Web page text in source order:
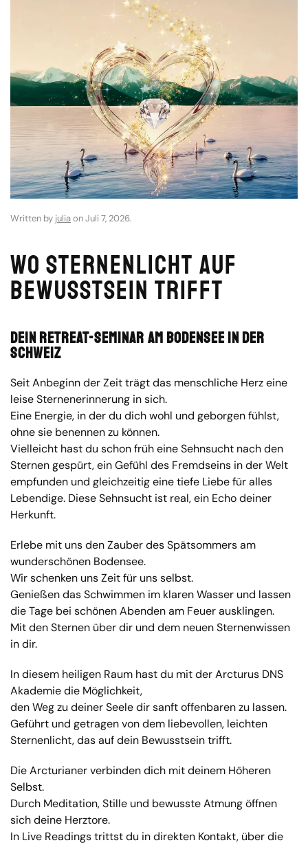
Written by juliaonJuli 7, 2026.
Wo Sternenlicht auf
Bewusstsein trifft
Dein Retreat-Seminar am Bodensee in der
Schweiz
Seit Anbeginn der Zeit trägt das menschliche Herz eine
leise Sternenerinnerung in sich.
Eine Energie, in der du dich wohl und geborgen fühlst,
ohne sie benennen zu können.
Vielleicht hast du schon früh eine Sehnsucht nach den
Sternen gespürt, ein Gefühl des Fremdseins in der Welt
empfunden und gleichzeitig eine tiefe Liebe für alles
Lebendige. Diese Sehnsucht ist real, ein Echo deiner
Herkunft.
Erlebe mit uns den Zauber des Spätsommers am
wunderschönen Bodensee.
Wir schenken uns Zeit für uns selbst.
Genießen das Schwimmen im klaren Wasser und lassen
die Tage bei schönen Abenden am Feuer ausklingen.
Mit den Sternen über dir und dem neuen Sternenwissen
in dir.
In diesem heiligen Raum hast du mit der Arcturus DNS
Akademie die Möglichkeit,
den Weg zu deiner Seele dir sanft offenbaren zu lassen.
Geführt und getragen von dem liebevollen, leichten
Sternenlicht, das auf dein Bewusstsein trifft.
Die Arcturianer verbinden dich mit deinem Höheren
Selbst.
Durch Meditation, Stille und bewusste Atmung öffnen
sich deine Herztore.
In Live Readings trittst du in direkten Kontakt, über die